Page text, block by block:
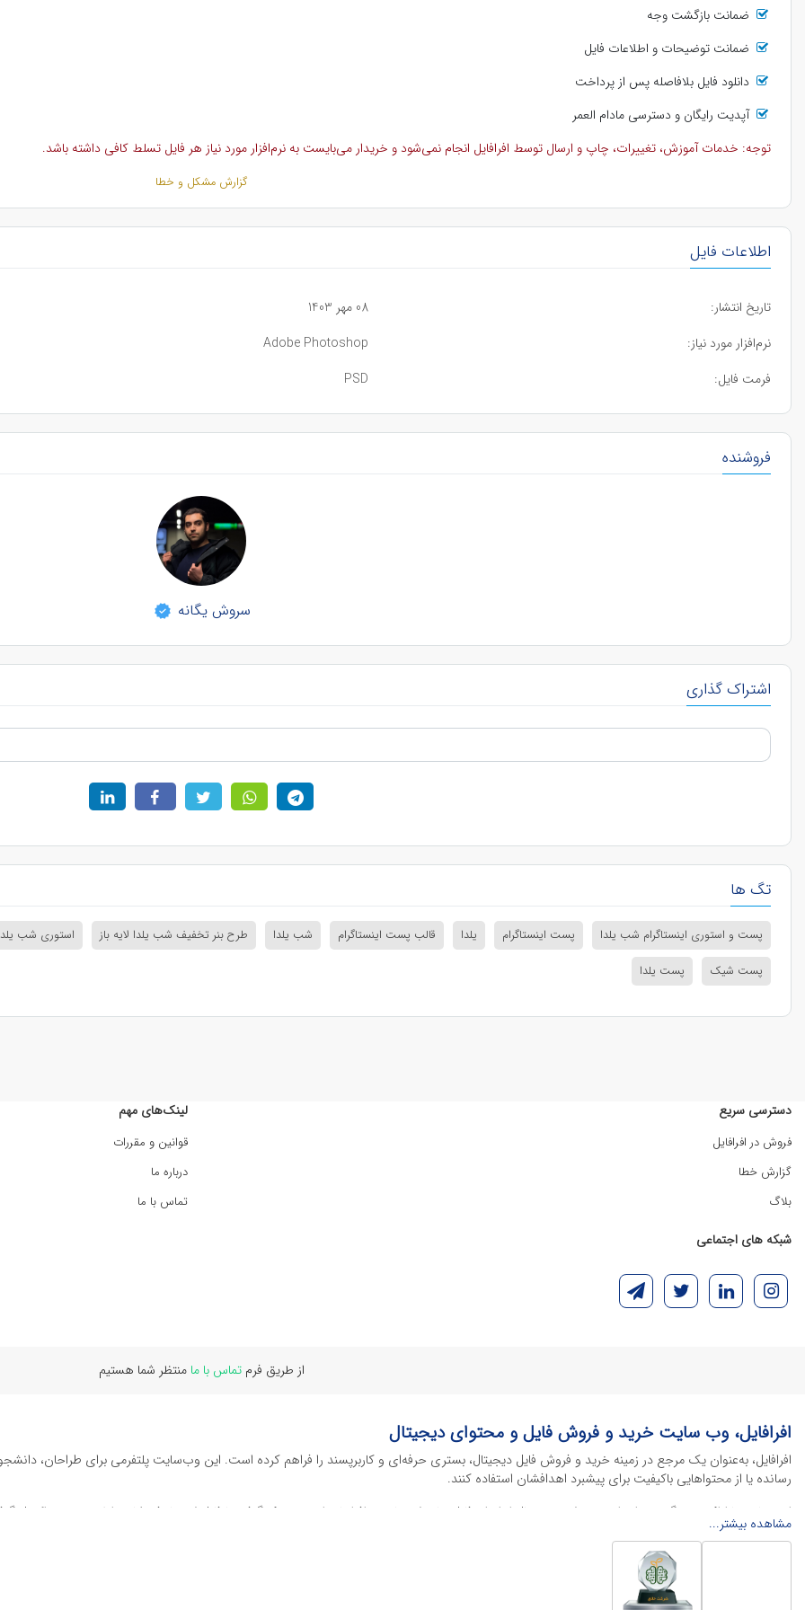
ضمانت بازگشت وجه
ضمانت توضیحات و اطلاعات فایل
دانلود فایل بلافاصله پس از پرداخت
آپدیت رایگان و دسترسی مادام العمر
توجه: خدمات آموزش، تغییرات، چاپ و ارسال توسط افرافایل انجام نمی‌شود و خریدار می‌بایست به نرم‌افزار مورد نیاز هر فایل تسلط کافی داشته باشد.
گزارش مشکل و خطا
اطلاعات فایل
تاریخ انتشار:
08 مهر 1403
نرم‌افزار مورد نیاز:
Adobe Photoshop
فرمت فایل:
PSD
فروشنده
سروش یگانه
اشتراک گذاری
تگ ها
پست و استوری اینستاگرام شب یلدا پست اینستاگرام یلدا قالب پست اینستاگرام شب یلدا طرح بنر تخفیف شب یلدا لایه باز
استوری شب
پست شیک
پست یلدا
دسترسی سریع
فروش در افرافایل
گزارش خطا
بلاگ
لینک‌های مهم
قوانین و مقررات
درباره ما
تماس با ما
شبکه های اجتماعی
از طریق فرمتماس با ما منتظر شما هستیم
افرافایل، وب سایت خرید و فروش فایل و محتوای دیجیتال
افرافایل، به‌عنوان یک مرجع در زمینه خرید و فروش فایل دیجیتال، بستری حرفه‌ای و کاربرپسند را فراهم کرده است. این وب‌سایت‌ پلتفرمی برای طراحان،
رسانده یا از محتواهایی باکیفیت برای پیشبرد اهدافشان استفاده کنند.
این سایت با ارائه تنوع گسترده‌ای از محصولات دیجیتال از انواع فایل های لایه باز نرم افراهای ادیت ویدئو گرفته تا فایل لایه باز فتوشاپ، ایلاستریتور و
خود را کاهش داده و به سرعت پروژه‌های خود را تکمیل کنند. در ادامه، به معرفی گوشه‌ای از محصولات افرافایل پرداخته‌ایم:
محصولات گرافیکی
محصولات گرافیکی یکی از پرکاربردترین و ارزشمندترین دسته‌بندی‌ها در دنیای دیجیتال هستند که نیازهای کسب‌وکارها، طراحان و سایر افراد را برآورده
مشاهده بیشتر...